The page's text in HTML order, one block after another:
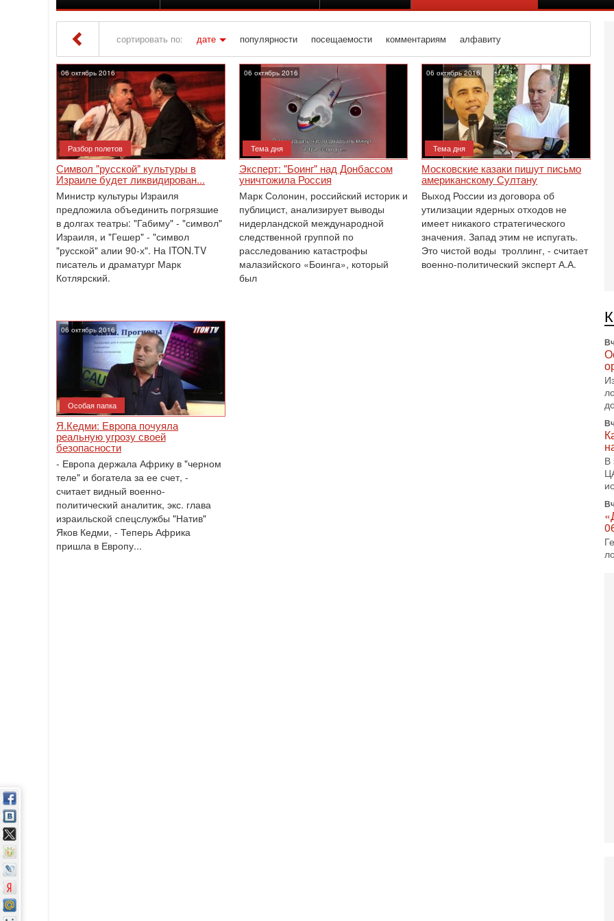
сортировать по: дате популярности посещаемости комментариям алфавиту
Iton TV» Материалы за 06.10.2016
06 октябрь 2016
Разбор полетов
Символ "русской" культуры в
Израиле будет ликвидирован...
Министр культуры Израиля
предложила объединить погрязшие
в долгах театры: "Габиму" - "символ"
Израиля, и "Гешер" - "символ
"русской" алии 90-х". На ITON.TV
писатель и драматург Марк
Котлярский.
06 октябрь 2016
Тема дня
Эксперт: "Боинг" над Донбассом
уничтожила Россия‎
Марк Солонин, российский историк и
публицист, анализирует выводы
нидерландской международной
следственной ‎группой по
расследованию катастрофы
малазийского «Боинга», который
был
06 октябрь 2016
Тема дня
Московские казаки пишут письмо
американскому Султану
Выход России из договора об
утилизации ядерных отходов не
имеет никакого стратегического
значения. Запад этим не испугать.
Это чистой воды троллинг, - считает
военно-политический эксперт А.А.
06 октябрь 2016
Особая папка
Я.Кедми: Европа почуяла
реальную угрозу своей
безопасности
- Европа держала Африку в "черном
теле" и богатела за ее счет, -
считает видный военно-
политический аналитик, экс. глава
израильской спецслужбы "Натив"
Яков Кедми, - Теперь Африка
пришла в Европу...
В